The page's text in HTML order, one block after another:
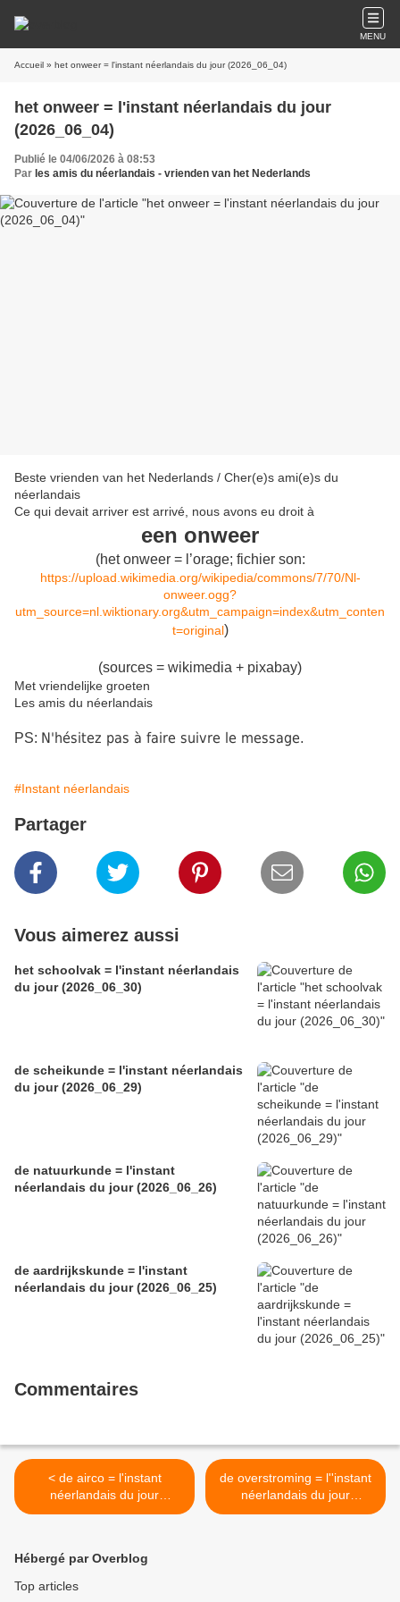
MENU
Accueil » het onweer = l'instant néerlandais du jour (2026_06_04)
het onweer = l'instant néerlandais du jour
(2026_06_04)
Publié le 04/06/2026 à 08:53
Par les amis du néerlandais - vrienden van het Nederlands
Beste vrienden van het Nederlands / Cher(e)s ami(e)s du
néerlandais
Ce qui devait arriver est arrivé, nous avons eu droit à
een onweer
(het onweer = l’orage; fichier son:
https://upload.wikimedia.org/wikipedia/commons/7/70/Nl-
onweer.ogg?
utm_source=nl.wiktionary.org&utm_campaign=index&utm_conten
t=original)
(sources = wikimedia + pixabay)
Met vriendelijke groeten
Les amis du néerlandais
PS: N'hésitez pas à faire suivre le message.
#Instant néerlandais
Partager
Vous aimerez aussi
het schoolvak = l'instant néerlandais
du jour (2026_06_30)
de scheikunde = l'instant néerlandais
du jour (2026_06_29)
de natuurkunde = l'instant
néerlandais du jour (2026_06_26)
de aardrijkskunde = l'instant
néerlandais du jour (2026_06_25)
Commentaires
< de airco = l'instant
néerlandais du jour
(2026_06_03)
de overstroming = l''instant
néerlandais du jour
(2026_06_05) >
Hébergé par Overblog
Top articles